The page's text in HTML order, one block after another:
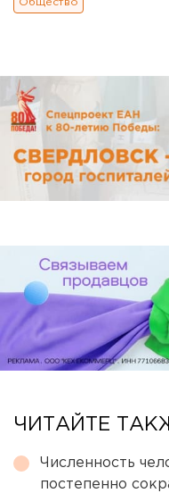
Общество
ЧИТАЙТЕ
Численность
постепенно